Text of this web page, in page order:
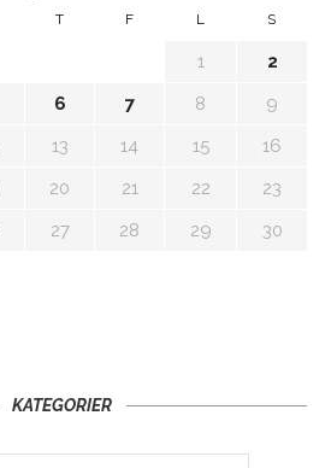
T F L S
1
2
6 7 8
9
13 14 15
16
20 21 22
23
27 28 29
30
KATEGORIER